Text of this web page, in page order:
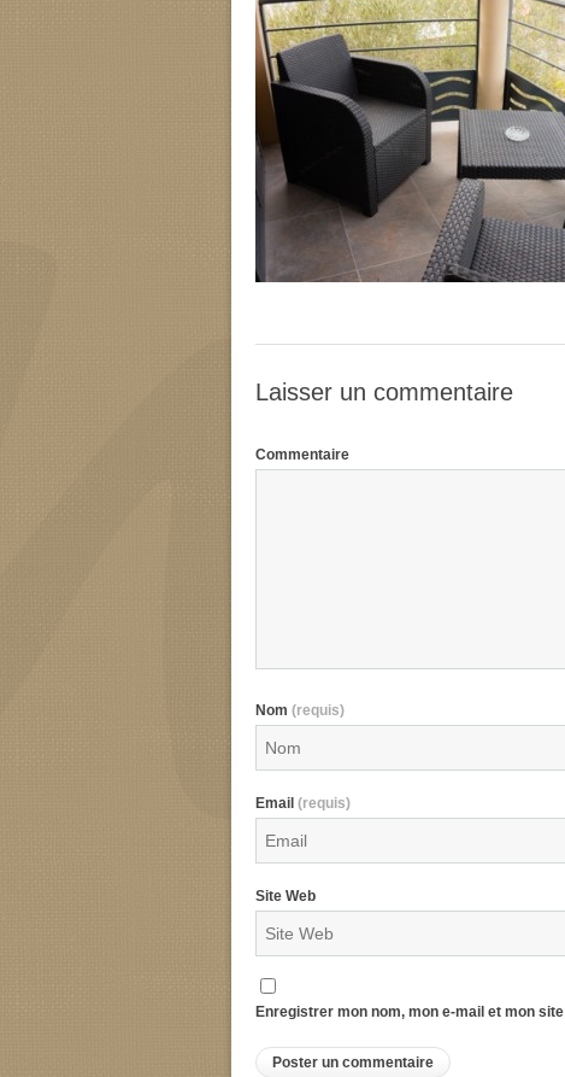
Laisser un commentaire
Commentaire
Nom (requis)
Email (requis)
Site Web
Enregistrer mon nom, mon e-mail et mon